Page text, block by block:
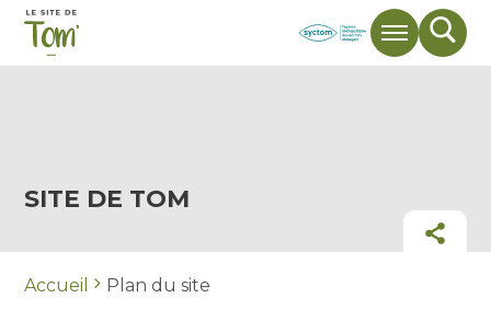
Menu
de
SITE DE TOM
Accueil Plan du site